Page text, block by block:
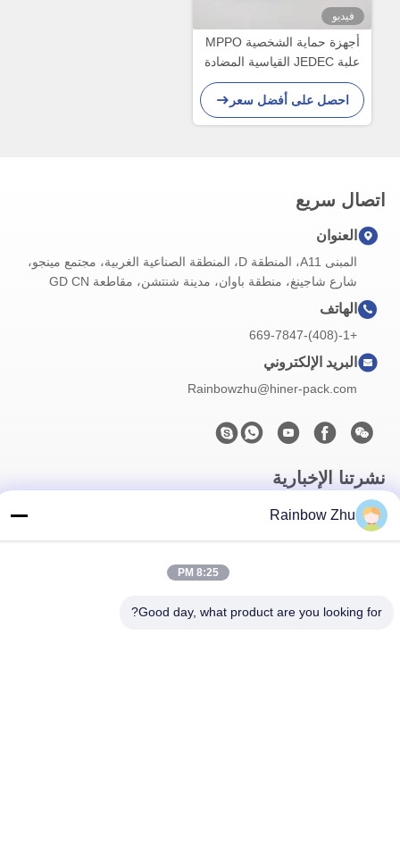
فيديو
أجهزة حماية الشخصية MPPO
علبة JEDEC القياسية المضادة
للستاتيكية التي تتجنب التقاط
اليدوي
احصل على أفضل سعر
اتصال سريع
العنوان
المبنى A11، المنطقة D، المنطقة الصناعية الغربية، مجتمع مينجو،
شارع شاجينغ، منطقة باوان، مدينة شنتشن، مقاطعة GD CN
الهاتف
+1-(408)-669-7847
البريد الإلكتروني
Rainbowzhu@hiner-pack.com
نشرتنا الإخبارية
اشترك في نشرتنا الإخبارية للحصول على خصومات وأكثر.
Rainbow Zhu
8:25 PM
Good day, what product are you looking for?